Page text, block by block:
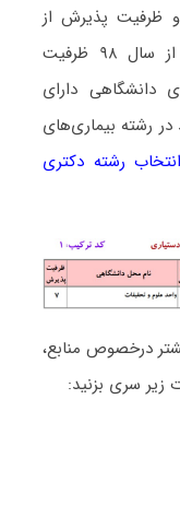
ظرفیت پذیرش از
سوی این دانشگاه اعلام نمی‌شد. اما از سال ۹۸ ظرفیت
دانشگاهی دارای
رشته ﺑﻴﻤﺎریﻫﺎی
رشته دکتری
درخصوص منابع،
سری بزنید: